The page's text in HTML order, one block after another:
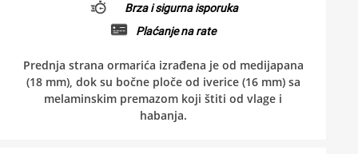
Brza i sigurna isporuka
Plaćanje na rate
Prednja strana ormarića izrađena je od medijapana
(18 mm), dok su bočne ploče od iverice (16 mm) sa
melaminskim premazom koji štiti od vlage i
habanja.